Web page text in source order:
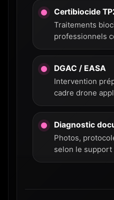
Certibiocide
Traitements
professionnels
DGAC / EASA
Intervention
cadre drone
Diagnostic
Photos,
selon le support